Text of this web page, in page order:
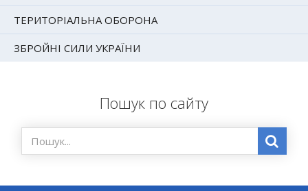
ТЕРИТОРІАЛЬНА ОБОРОНА
ЗБРОЙНІ СИЛИ УКРАЇНИ
Пошук по сайту